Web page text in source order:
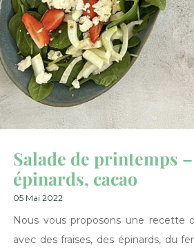
Salade de printemps
épinards, cacao
05 Mai 2022
Nous vous proposons une recette
avec des fraises, des épinards, du